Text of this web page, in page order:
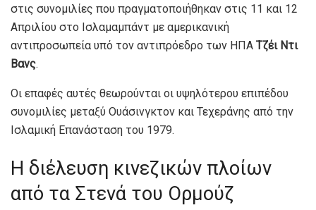
στις συνομιλίες που πραγματοποιήθηκαν στις 11 και 12
Απριλίου στο Ισλαμαμπάντ με αμερικανική
αντιπροσωπεία υπό τον αντιπρόεδρο των ΗΠΑ Τζέι Ντι
Βανς.
Οι επαφές αυτές θεωρούνται οι υψηλότερου επιπέδου
συνομιλίες μεταξύ Ουάσινγκτον και Τεχεράνης από την
Ισλαμική Επανάσταση του 1979.
Η διέλευση κινεζικών πλοίων
από τα Στενά του Ορμούζ